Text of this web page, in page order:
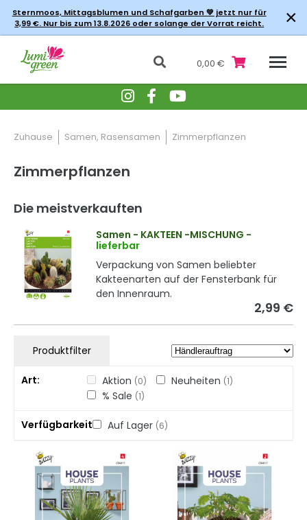
Sternmoos, Mittagsblumen und Schafgarben 💚 jetzt nur für
3,99 €. Nur bis zum 13.8.2026 oder solange der Vorrat reicht.
×
0,00 €
Zuhause Samen, Rasensamen Zimmerpflanzen
Zimmerpflanzen
Die meistverkauften
Samen - KAKTEEN -MISCHUNG -
lieferbar
Verpackung von Samen beliebter
Kakteenarten auf der Fensterbank für
den Innenraum.
2,99 €
Produktfilter
Art Aktion (0) Neuheiten (1)
% Sale (1)
Verfügbarkeit Auf Lager (6)